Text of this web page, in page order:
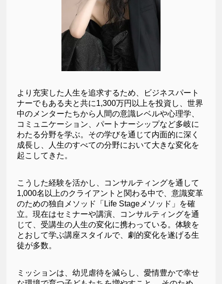
より充実した人生を追求するため、ビジネスパート
ナーでもある夫と共に1,300万円以上を投資し、世界
中のメンターたちから人間の意識レベルや心理学、
コミュニケーション、パートナーシップなど多岐に
わたる分野を学ぶ。その学びを通じて内面的に深く
成長し、人生のすべての分野において大きな変化を
起こしてきた。
こうした経験を活かし、コンサルティングを通して
1,000名以上のクライアントと関わる中で、意識変革
のための独自メソッド「Life Stageメソッド」を確
立。現在はセミナーや講演、コンサルティングを通
じて、受講生の人生の変化に携わっている。体験を
とおして学ぶ講座スタイルで、劇的変化を遂げる生
徒が多数。
ミッションは、幼児虐待を減らし、愛情豊かで幸せ